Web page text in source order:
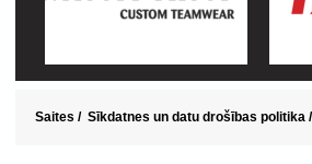
Saites / Sīkdatnes un datu drošības politika /